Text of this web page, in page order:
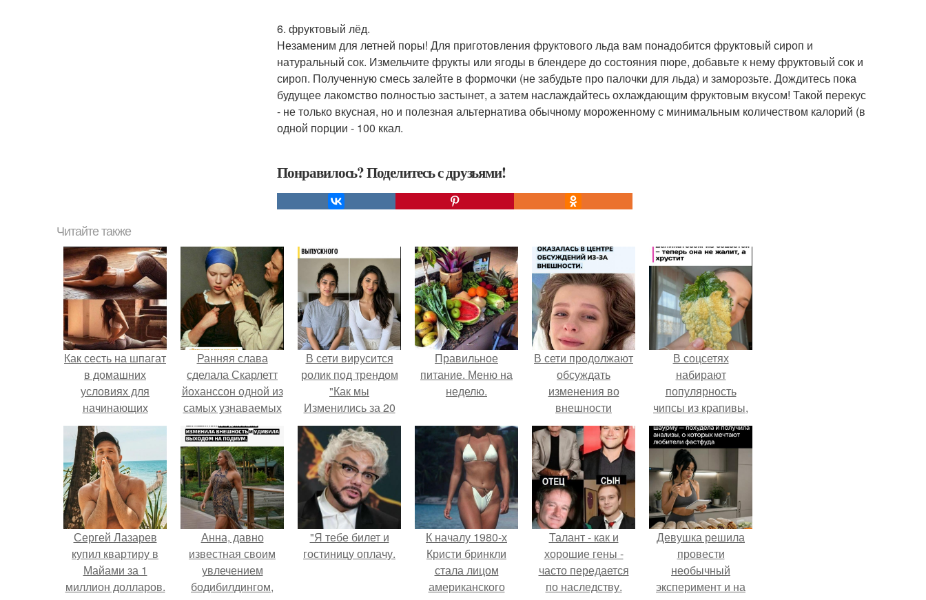
6. фруктовый лёд.
Незаменим для летней поры! Для приготовления фруктового льда вам понадобится фруктовый сироп и
натуральный сок. Измельчите фрукты или ягоды в блендере до состояния пюре, добавьте к нему фруктовый сок и
сироп. Полученную смесь залейте в формочки (не забудьте про палочки для льда) и заморозьте. Дождитесь пока
будущее лакомство полностью застынет, а затем наслаждайтесь охлаждающим фруктовым вкусом! Такой перекус
- не только вкусная, но и полезная альтернатива обычному мороженному с минимальным количеством калорий (в
одной порции - 100 ккал.
Понравилось? Поделитесь с друзьями!
Читайте также
Как сесть на шпагат
в домашних
условиях для
начинающих
взрослых 30 лет.
Как сесть на шпагат
за 30 дней?
Ранняя слава
сделала Скарлетт
йоханссон одной из
самых узнаваемых
актрис голливуда,
но за глянцевым
фасадом
скрывалась
огромная
неуверенность.
В сети вирусится
ролик под трендом
"Как мы
Изменились за 20
лет".
Правильное
питание. Меню на
неделю.
В сети продолжают
обсуждать
изменения во
внешности
актрисы.
В соцсетях
набирают
популярность
чипсы из крапивы,
которые
пользователи в
комментариях
называют
неожиданно
вкусными.
Сергей Лазарев
купил квартиру в
Майами за 1
миллион долларов.
Анна, давно
известная своим
увлечением
бодибилдингом,
"Я тебе билет и
гостиницу оплачу.
К началу 1980-х
Кристи бринкли
стала лицом
американского
Талант - как и
хорошие гены -
часто передается
по наследству.
Девушка решила
провести
необычный
эксперимент и на